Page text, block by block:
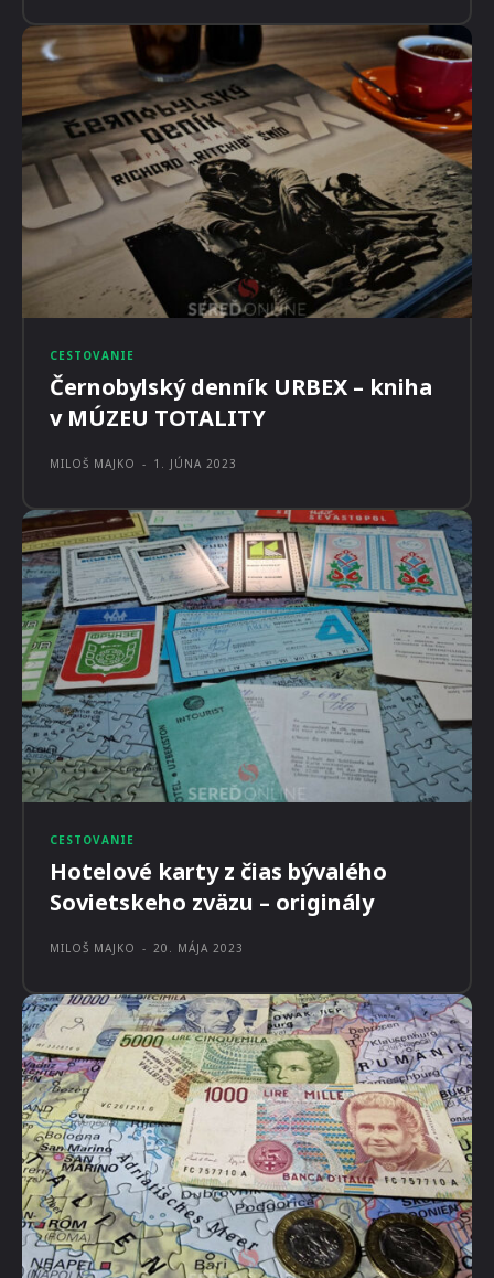
CESTOVANIE
Černobylský denník URBEX – kniha
v MÚZEU TOTALITY
MILOŠ MAJKO - 1. JÚNA 2023
CESTOVANIE
Hotelové karty z čias bývalého
Sovietskeho zväzu – originály
MILOŠ MAJKO - 20. MÁJA 2023